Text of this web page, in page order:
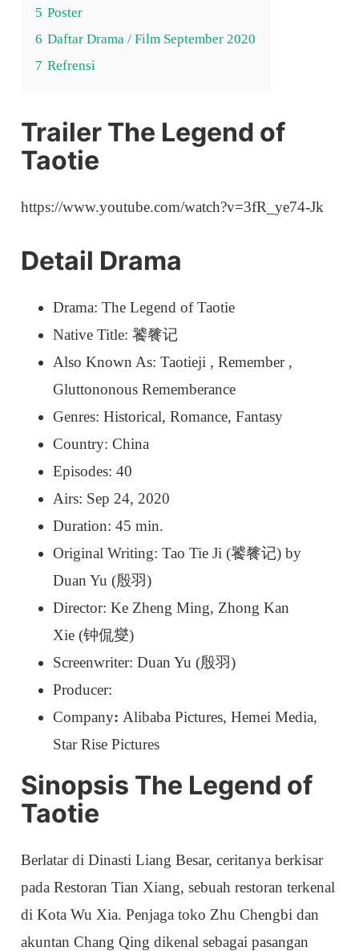
5 Poster
6 Daftar Drama / Film September 2020
7 Refrensi
Trailer The Legend of
Taotie
https://www.youtube.com/watch?v=3fR_ye74-Jk
Detail Drama
Drama: The Legend of Taotie
Native Title: 饕餮记
Also Known As: Taotieji , Remember ,
Gluttononous Rememberance
Genres: Historical, Romance, Fantasy
Country: China
Episodes: 40
Airs: Sep 24, 2020
Duration: 45 min.
Original Writing: Tao Tie Ji (饕餮记) by
Duan Yu (殷羽)
Director: Ke Zheng Ming, Zhong Kan
Xie (钟侃燮)
Screenwriter: Duan Yu (殷羽)
Producer:
Company: Alibaba Pictures, Hemei Media,
Star Rise Pictures
Sinopsis The Legend of
Taotie
Berlatar di Dinasti Liang Besar, ceritanya berkisar
pada Restoran Tian Xiang, sebuah restoran terkenal
di Kota Wu Xia. Penjaga toko Zhu Chengbi dan
akuntan Chang Qing dikenal sebagai pasangan